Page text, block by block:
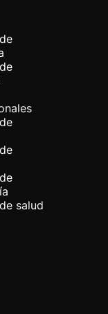
salud